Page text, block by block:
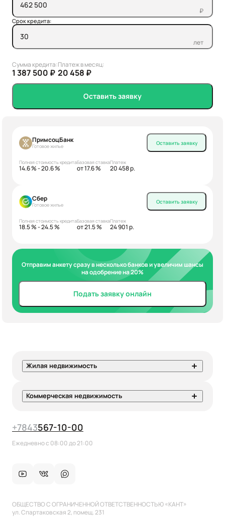
₽
Срок кредита:
лет
Сумма кредита:
1 387 500 ₽
Платеж в месяц:
20 458 ₽
Оставить заявку
ПримсоцБанк
Готовое жилье
Полная стоимость кредита
14.6 % - 20.6 %
Базовая ставка
от 17.6 %
Платеж
20 458 р.
Оставить заявку
Сбер
Готовое жилье
Полная стоимость кредита
18.5 % - 24.5 %
Базовая ставка
от 21.5 %
Платеж
24 901 р.
Оставить заявку
Отправим анкету сразу в несколько банков и увеличим шансы
на одобрение на 20%
Подать заявку онлайн
Жилая недвижимость
Коммерческая недвижимость
+7843567-10-00
Ежедневно с 08:00 до 21:00
ОБЩЕСТВО С ОГРАНИЧЕННОЙ ОТВЕТСТВЕННОСТЬЮ «КАНТ»
ул. Спартаковская 2, помещ. 231